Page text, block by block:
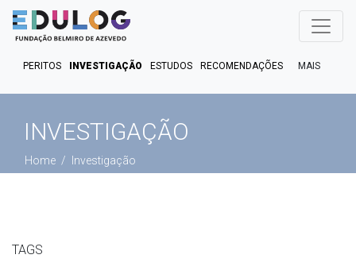
PERITOS INVESTIGAÇÃO ESTUDOS RECOMENDAÇÕES
PUBLICAÇÕES EM FOCO EM DEBATE FACT CHECK
PODCASTS
MAIS
INVESTIGAÇÃO
Home Investigação
TAGS